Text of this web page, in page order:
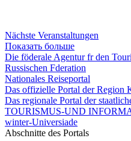
Nächste Veranstaltungen
Показать больше
Die föderale Agentur fr den
Russischen Fderation
Nationales Reiseportal
Das offizielle Portal der Region
Das regionale Portal der
TOURISMUS-UND
winter-Universiade
Abschnitte des Portals